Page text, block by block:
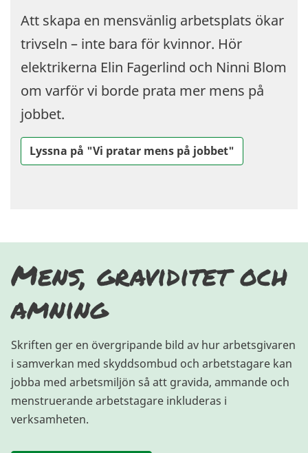
Att skapa en mensvänlig arbetsplats ökar
trivseln – inte bara för kvinnor. Hör
elektrikerna Elin Fagerlind och Ninni Blom
om varför vi borde prata mer mens på
jobbet.
Lyssna på "Vi pratar mens på jobbet"
Mens, graviditet och
amning
Skriften ger en övergripande bild av hur arbetsgivaren
i samverkan med skyddsombud och arbetstagare kan
jobba med arbetsmiljön så att gravida, ammande och
menstruerande arbetstagare inkluderas i
verksamheten.